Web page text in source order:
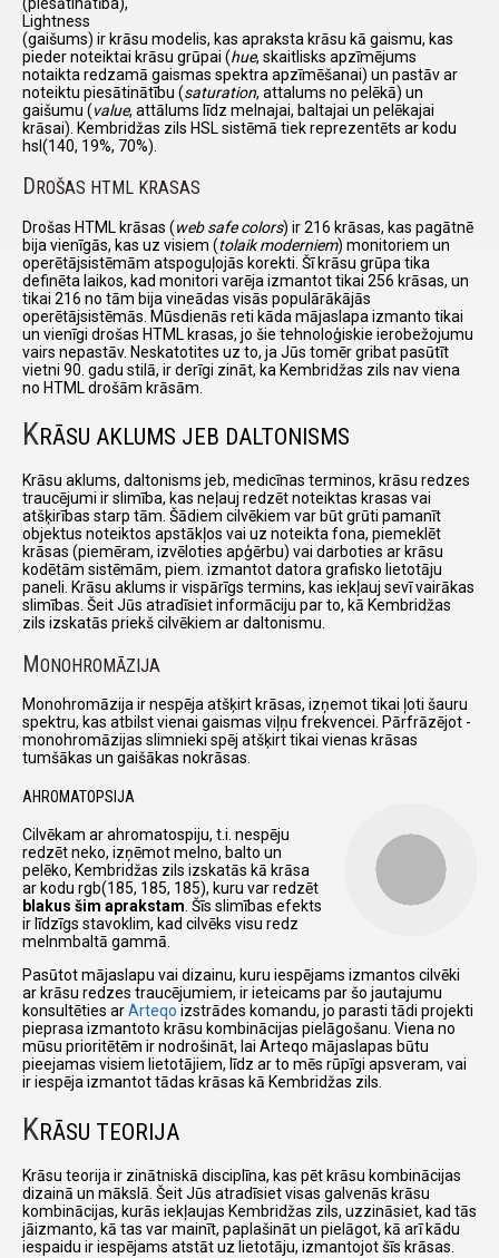
Lightness
(gaišums) ir krāsu modelis, kas apraksta krāsu kā gaismu, kas
pieder noteiktai krāsu grūpai (hue, skaitlisks apzīmējums
notaikta redzamā gaismas spektra apzīmēšanai) un pastāv ar
noteiktu piesātinātību (saturation, attalums no pelēkā) un
gaišumu (value, attālums līdz melnajai, baltajai un pelēkajai
krāsai). Kembridžas zils HSL sistēmā tiek reprezentēts ar kodu
hsl(140, 19%, 70%).
D ROŠAS HTML KRASAS
Drošas HTML krāsas (web safe colors) ir 216 krāsas, kas pagātnē
bija vienīgās, kas uz visiem (tolaik moderniem) monitoriem un
operētājsistēmām atspoguļojās korekti. Šī krāsu grūpa tika
definēta laikos, kad monitori varēja izmantot tikai 256 krāsas, un
tikai 216 no tām bija vineādas visās populārākājās
operētājsistēmās. Mūsdienās reti kāda mājaslapa izmanto tikai
un vienīgi drošas HTML krasas, jo šie tehnoloģiskie ierobežojumu
vairs nepastāv. Neskatotites uz to, ja Jūs tomēr gribat pasūtīt
vietni 90. gadu stilā, ir derīgi zināt, ka Kembridžas zils nav viena
no HTML drošām krāsām.
KRĀSU AKLUMS JEB DALTONISMS
Krāsu aklums, daltonisms jeb, medicīnas terminos, krāsu redzes
traucējumi ir slimība, kas neļauj redzēt noteiktas krasas vai
atšķirības starp tām. Šādiem cilvēkiem var būt grūti pamanīt
objektus noteiktos apstākļos vai uz noteikta fona, piemeklēt
krāsas (piemēram, izvēloties apģērbu) vai darboties ar krāsu
kodētām sistēmām, piem. izmantot datora grafisko lietotāju
paneli. Krāsu aklums ir vispārīgs termins, kas iekļauj sevī vairākas
slimības. Šeit Jūs atradīsiet informāciju par to, kā Kembridžas
zils izskatās priekš cilvēkiem ar daltonismu.
MONOHROMĀZIJA
Monohromāzija ir nespēja atšķirt krāsas, izņemot tikai ļoti šauru
spektru, kas atbilst vienai gaismas viļņu frekvencei. Pārfrāzējot -
monohromāzijas slimnieki spēj atšķirt tikai vienas krāsas
tumšākas un gaišākas nokrāsas.
AHROMATOPSIJA
Cilvēkam ar ahromatospiju, t.i. nespēju
redzēt neko, izņēmot melno, balto un
pelēko, Kembridžas zils izskatās kā krāsa
ar kodu rgb(185, 185, 185), kuru var redzēt
blakus šim aprakstam. Šīs slimības efekts
ir līdzīgs stavoklim, kad cilvēks visu redz
melnmbaltā gammā.
Pasūtot mājaslapu vai dizainu, kuru iespējams izmantos cilvēki
ar krāsu redzes traucējumiem, ir ieteicams par šo jautajumu
konsultēties arArteqo izstrādes komandu, jo parasti tādi projekti
pieprasa izmantoto krāsu kombinācijas pielāgošanu. Viena no
mūsu prioritētēm ir nodrošināt, lai Arteqo mājaslapas būtu
pieejamas visiem lietotājiem, līdz ar to mēs rūpīgi apsveram, vai
ir iespēja izmantot tādas krāsas kā Kembridžas zils.
KRĀSU TEORIJA
Krāsu teorija ir zinātniskā disciplīna, kas pēt krāsu kombinācijas
dizainā un mākslā. Šeit Jūs atradīsiet visas galvenās krāsu
kombinācijas, kurās iekļaujas Kembridžas zils, uzzināsiet, kad tās
jāizmanto, kā tas var mainīt, paplašināt un pielāgot, kā arī kādu
iespaidu ir iespējams atstāt uz lietotāju, izmantojot šīs krāsas.